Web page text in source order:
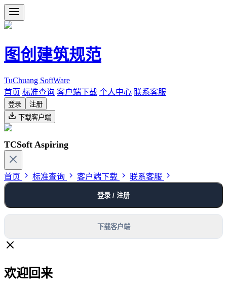
图创建筑规范
TuChuang SoftWare
首页 标准查询 客户端下载 个人中心 联系客服
登录
注册
下载客户端
TCSoft Aspiring
首页 标准查询 客户端下载 联系客服
登录 / 注册
下载客户端
欢迎回来